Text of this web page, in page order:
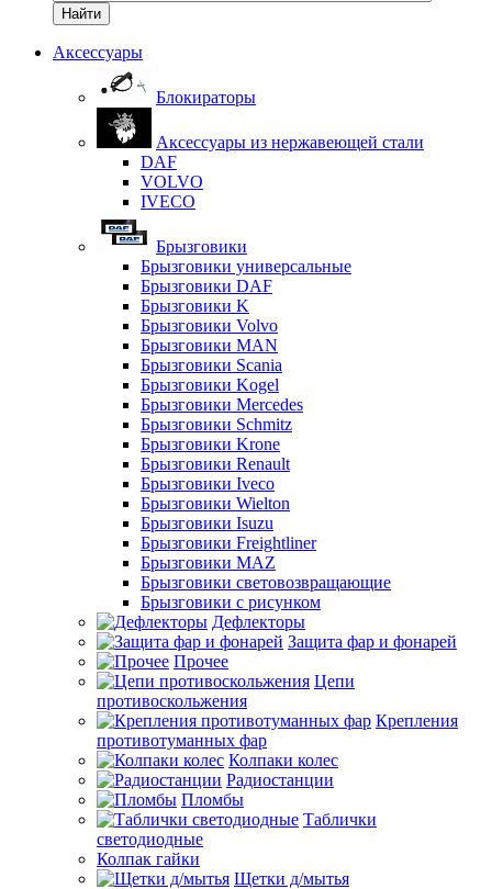
Найти
Аксессуары
Блокираторы
Аксессуары из нержавеющей стали
DAF
VOLVO
IVECO
Брызговики
Брызговики универсальные
Брызговики DAF
Брызговики K
Брызговики Volvo
Брызговики MAN
Брызговики Scania
Брызговики Kogel
Брызговики Mercedes
Брызговики Schmitz
Брызговики Krone
Брызговики Renault
Брызговики Iveco
Брызговики Wielton
Брызговики Isuzu
Брызговики Freightliner
Брызговики MAZ
Брызговики световозвращающие
Брызговики с рисунком
Дефлекторы
Защита фар и фонарей
Прочее
Цепи
противоскольжения
Крепления
противотуманных фар
Колпаки колес
Радиостанции
Пломбы
Таблички
светодиодные
Колпак гайки
Щетки д/мытья